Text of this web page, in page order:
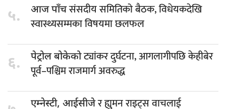
५. आज पाँचसंसदीय समितिको बैठक, विधेयकदेखि
स्वास्थ्यसम्मका विषयमा छलफल
६. पेट्रोल बोकेकोट्यांकर दुर्घटना, आगलागीपछि केहीबेर
पूर्व–पश्चिम राजमार्ग अवरुद्ध
एम्नेस्टी, आईसीजेर ह्युमन राइट्स वाचलाई